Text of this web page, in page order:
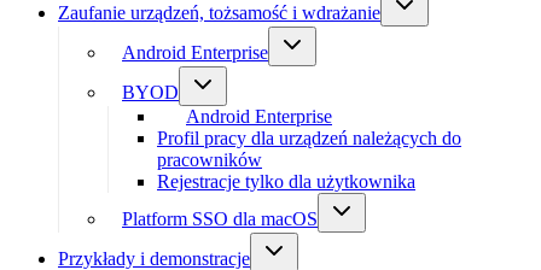
Zaufanie urządzeń, tożsamość i wdrażanie
Android Enterprise
BYOD
Android Enterprise
Profil pracy dla urządzeń należących do
pracowników
Rejestracje tylko dla użytkownika
Platform SSO dla macOS
Przykłady i demonstracje